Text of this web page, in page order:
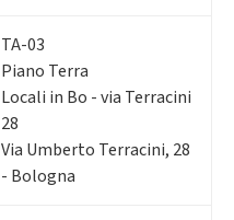
TA-03
Piano Terra
Locali in Bo - via Terracini
28
Via Umberto Terracini, 28
- Bologna